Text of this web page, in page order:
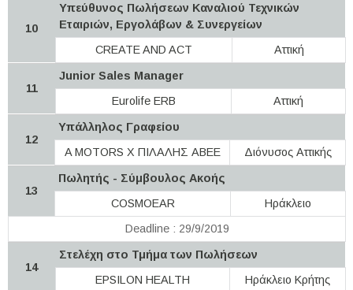
10
Υπεύθυνος Πωλήσεων Καναλιού Τεχνικών
Εταιριών, Εργολάβων & Συνεργείων
CREATE AND ACT
Αττική
11
Junior Sales Manager
Eurolife ERB
Αττική
12
Υπάλληλος Γραφείου
A MOTORS Χ ΠΙΛΑΛΗΣ ΑΒΕΕ
Διόνυσος Αττικής
13
Πωλητής - Σύμβουλος Ακοής
COSMOEAR
Ηράκλειο
Deadline : 29/9/2019
14
Στελέχη στο Τμήμα των Πωλήσεων
EPSILON HEALTH
Ηράκλειο Κρήτης